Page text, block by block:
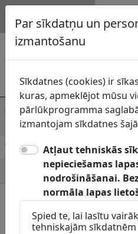
Topogrāfija.lv
Lazdukalna pagasta
uzturētājs
Adrese
Bērzu iela 8,
Balvu nov.,
Telefons
20219774
Pieņemšanas
Jāskaņo
Apgaismes
kanalizācija
Par sīkdatņu un
izmantošanu
Sīkdatnes (cookies) ir
kuras, apmeklējot mūsu
pārlūkprogramma
izmantojam sīkdatnes
Atļaut tehniskās
nepieciešamas
nodrošināšanai.
normāla lapas
Spied te, lai lasītu
tehniskajām sīkdatnēm